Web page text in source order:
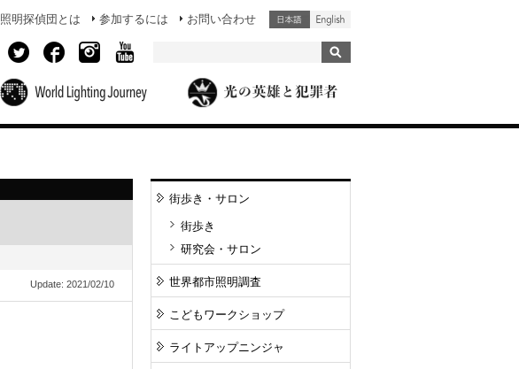
照明探偵団とは 参加するには お問い合わせ
Update: 2021/02/10
街歩き・サロン
街歩き
研究会・サロン
世界都市照明調査
こどもワークショップ
ライトアップニンジャ